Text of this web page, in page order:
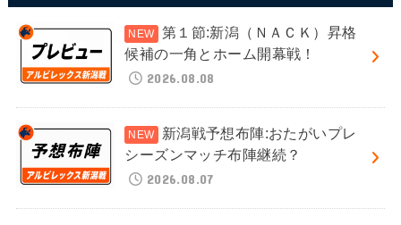
第１節:新潟（ＮＡＣＫ）昇格
候補の一角とホーム開幕戦！
2026.08.08
新潟戦予想布陣:おたがいプレ
シーズンマッチ布陣継続？
2026.08.07